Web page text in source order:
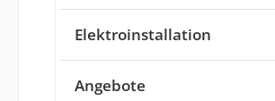
Elektroinstallation
Angebote